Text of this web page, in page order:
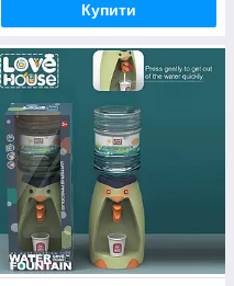
Купити